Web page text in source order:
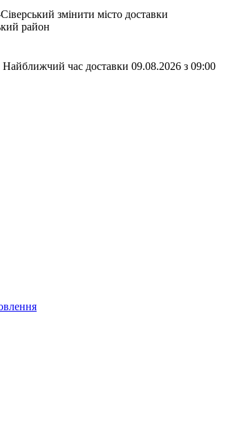
змінити місто доставки
район
Найближчий час доставки 09.08.2026 з 09:00